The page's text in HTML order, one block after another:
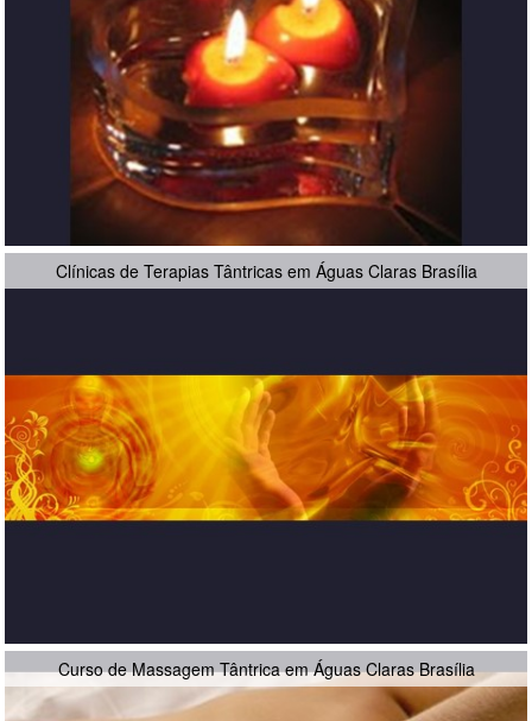
Clínicas de Terapias Tântricas em Águas Claras Brasília
Curso de Massagem Tântrica em Águas Claras Brasília